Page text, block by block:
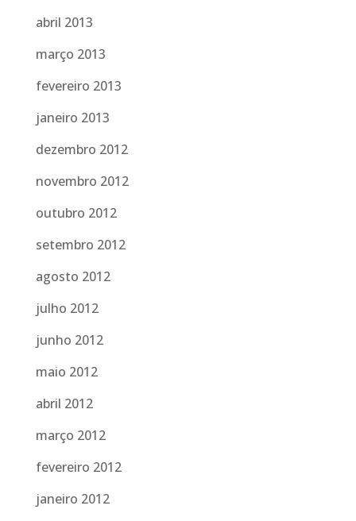
abril 2013
março 2013
fevereiro 2013
janeiro 2013
dezembro 2012
novembro 2012
outubro 2012
setembro 2012
agosto 2012
julho 2012
junho 2012
maio 2012
abril 2012
março 2012
fevereiro 2012
janeiro 2012